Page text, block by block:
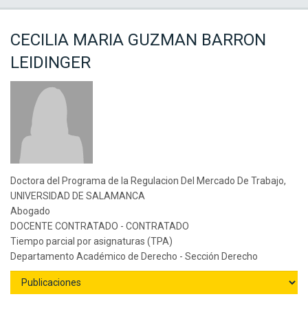
CECILIA MARIA GUZMAN BARRON
LEIDINGER
Doctora del Programa de la Regulacion Del Mercado De Trabajo,
UNIVERSIDAD DE SALAMANCA
Abogado
DOCENTE CONTRATADO - CONTRATADO
Tiempo parcial por asignaturas (TPA)
Departamento Académico de Derecho - Sección Derecho